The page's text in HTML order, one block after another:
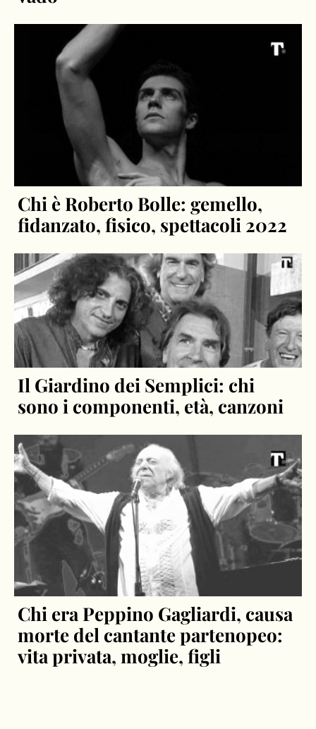
vado”
Chi è Roberto Bolle: gemello,
fidanzato, fisico, spettacoli 2022
Il Giardino dei Semplici: chi
sono i componenti, età, canzoni
Chi era Peppino Gagliardi, causa
morte del cantante partenopeo:
vita privata, moglie, figli